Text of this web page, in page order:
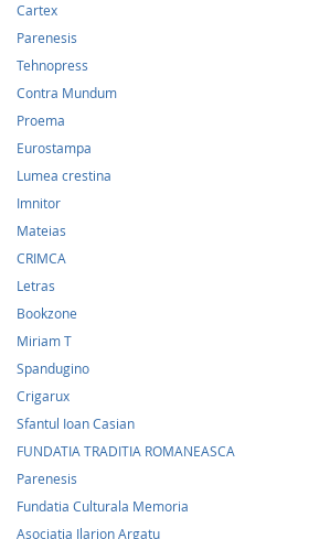
Cartex
Parenesis
Tehnopress
Contra Mundum
Proema
Eurostampa
Lumea crestina
Imnitor
Mateias
CRIMCA
Letras
Bookzone
Miriam T
Spandugino
Crigarux
Sfantul Ioan Casian
FUNDATIA TRADITIA ROMANEASCA
Parenesis
Fundatia Culturala Memoria
Asociatia Ilarion Argatu